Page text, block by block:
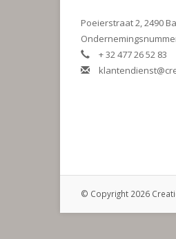
Poeierstraat 2, 2490
+ 32 477 26 52 83
© Copyright 2026